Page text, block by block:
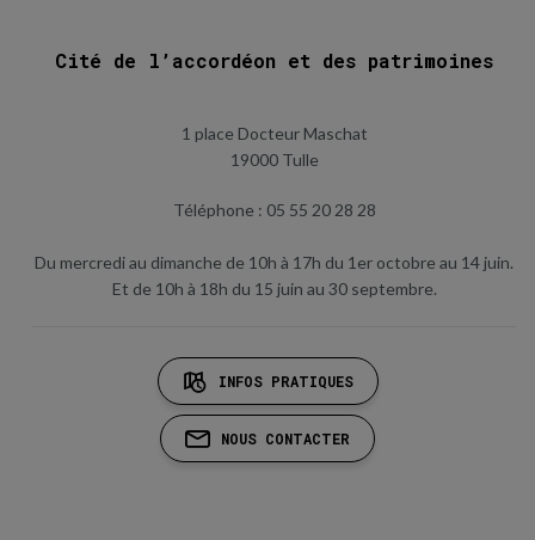
Cité de l’accordéon et des patrimoines
1 place Docteur Maschat
19000 Tulle
Téléphone : 05 55 20 28 28
Du mercredi au dimanche de 10h à 17h du 1er octobre au 14 juin.
Et de 10h à 18h du 15 juin au 30 septembre.
INFOS PRATIQUES
NOUS CONTACTER